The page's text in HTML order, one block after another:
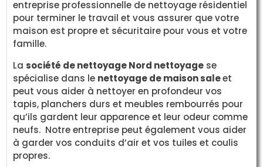
entreprise professionnelle de nettoyage résidentiel
pour terminer le travail et vous assurer que votre
maison est propre et sécuritaire pour vous et votre
famille.
La société de nettoyage Nord nettoyage se
spécialise dans le nettoyage de maison saleet
peut vous aider à nettoyer en profondeur vos
tapis, planchers durs et meubles rembourrés pour
qu’ils gardent leur apparence et leur odeur comme
neufs. Notre entreprise peut également vous aider
à garder vos conduits d’air et vos tuiles et coulis
propres.